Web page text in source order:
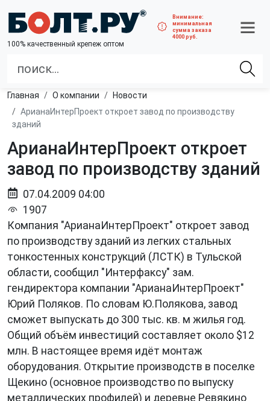
100% качественный крепеж оптом
Внимание:
минимальная
сумма заказа
4000 руб.
Главная О компании
Новости
АрианаИнтерПроект откроет завод по производству
зданий
АрианаИнтерПроект откроет
завод по производству зданий
07.04.2009 04:00
1907
Компания "АрианаИнтерПроект" откроет завод
по производству зданий из легких стальных
тонкостенных конструкций (ЛСТК) в Тульской
области, сообщил "Интерфаксу" зам.
гендиректора компании "АрианаИнтерПроект"
Юрий Поляков. По словам Ю.Полякова, завод
сможет выпускать до 300 тыс. кв. м жилья год.
Общий объём инвестиций составляет около $12
млн. В настоящее время идёт монтаж
оборудования. Открытие производств в поселке
Щекино (основное производство по выпуску
металлических профилей) и деревне Ревякино